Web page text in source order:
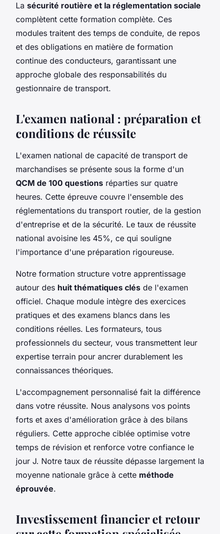
La sécurité routière et la réglementation sociale
complètent cette formation complète. Ces
modules traitent des temps de conduite, de repos
et des obligations en matière de formation
continue des conducteurs, garantissant une
approche globale des responsabilités du
gestionnaire de transport.
L'examen national : préparation et
conditions de réussite
L'examen national de capacité de transport de
marchandises se présente sous la forme d'un
QCM de 100 questions réparties sur quatre
heures. Cette épreuve couvre l'ensemble des
réglementations du transport routier, de la gestion
d'entreprise et de la sécurité. Le taux de réussite
national avoisine les 45%, ce qui souligne
l'importance d'une préparation rigoureuse.
Notre formation structure votre apprentissage
autour des huit thématiques clés de l'examen
officiel. Chaque module intègre des exercices
pratiques et des examens blancs dans les
conditions réelles. Les formateurs, tous
professionnels du secteur, vous transmettent leur
expertise terrain pour ancrer durablement les
connaissances théoriques.
L'accompagnement personnalisé fait la différence
dans votre réussite. Nous analysons vos points
forts et axes d'amélioration grâce à des bilans
réguliers. Cette approche ciblée optimise votre
temps de révision et renforce votre confiance le
jour J. Notre taux de réussite dépasse largement la
moyenne nationale grâce à cette méthode
éprouvée.
Investissement financier et retour